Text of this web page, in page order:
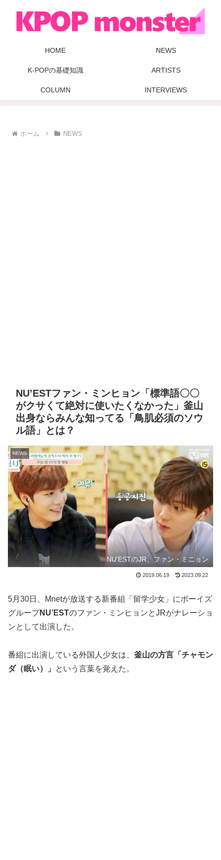
HOME NEWS
K-POPの基礎知識 ARTISTS
COLUMN INTERVIEWS
ホーム NEWS
NU’ESTファン・ミンヒョン「標準語〇〇
がクサくて絶対に使いたくなかった」釜山
出身ならみんな知ってる「鳥肌必須のソウ
ル語」とは？
NEWS
NU'ESTのJR、ファン・ミニョン
2019.06.19 2023.09.22
5月30日、Mnetが放送する新番組「留学少女」にボーイズ
グループNU’ESTのファン・ミンヒョンとJRがナレーショ
ンとして出演した。
番組に出演している外国人少女は、 釜山の方言「チャモン
ダ（眠い）」
という言葉を覚えた。